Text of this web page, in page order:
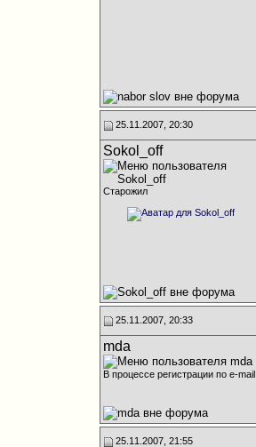
25.11.2007, 20:30
Sokol_off
Старожил
25.11.2007, 20:33
mda
В процессе регистрации по e-mail
25.11.2007, 21:55